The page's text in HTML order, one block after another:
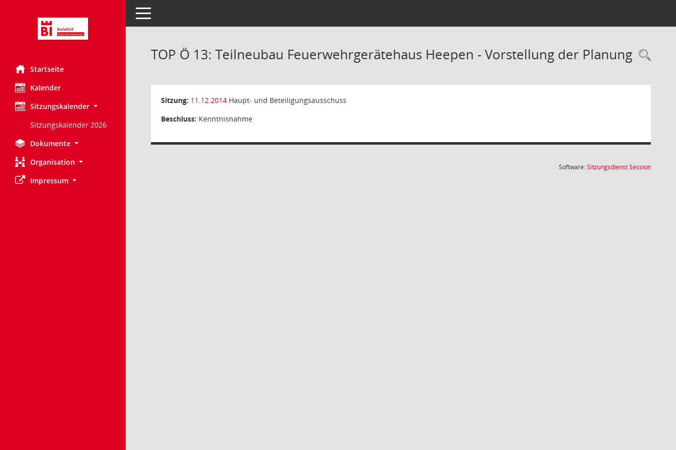
Startseite
Kalender
Sitzungskalender
Sitzungskalender 2026
Dokumente
Organisation
Impressum
Toggle navigation
TOP Ö 13: Teilneubau Feuerwehrgerätehaus Heepen - Vorstellung der Planung
Sitzung: 11.12.2014 Haupt- und Beteiligungsausschuss
Beschluss: Kenntnisnahme
Software:SitzungsdienstSession(Wird in